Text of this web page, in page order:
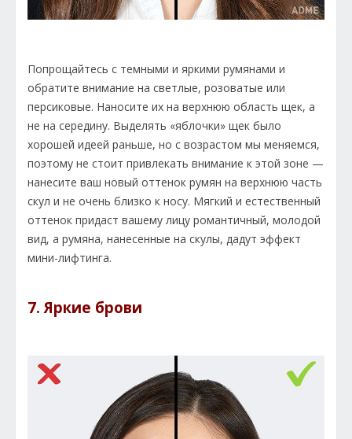
Попрощайтесь с темными и яркими румянами и
обратите внимание на светлые, розоватые или
персиковые. Наносите их на верхнюю область щек, а
не на середину. Выделять «яблочки» щек было
хорошей идеей раньше, но с возрастом мы меняемся,
поэтому не стоит привлекать внимание к этой зоне —
нанесите ваш новый оттенок румян на верхнюю часть
скул и не очень близко к носу. Мягкий и естественный
оттенок придаст вашему лицу романтичный, молодой
вид, а румяна, нанесенные на скулы, дадут эффект
мини-лифтинга.
7. Яркие брови